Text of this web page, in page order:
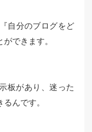
自分のブログをど
できます。
板があり、迷った
んです。